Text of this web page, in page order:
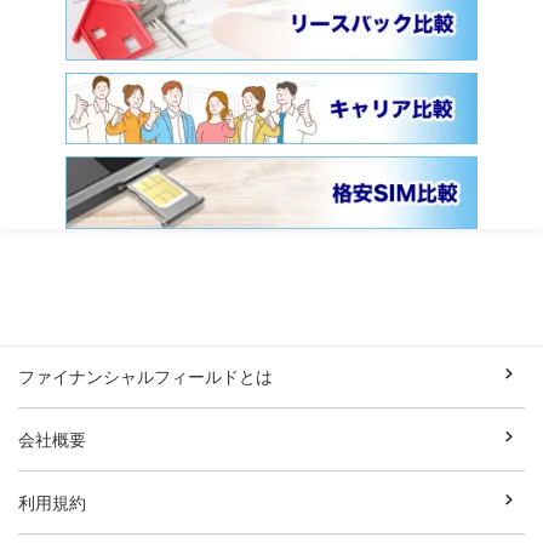
ファイナンシャルフィールドとは
会社概要
利用規約